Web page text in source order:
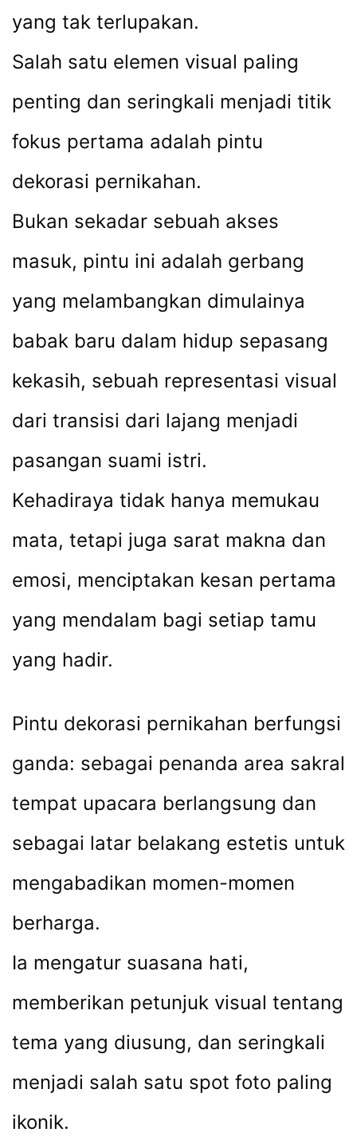
yang tak terlupakan.
Salah satu elemen visual paling
penting dan seringkali menjadi titik
fokus pertama adalah pintu
dekorasi pernikahan.
Bukan sekadar sebuah akses
masuk, pintu ini adalah gerbang
yang melambangkan dimulainya
babak baru dalam hidup sepasang
kekasih, sebuah representasi visual
dari transisi dari lajang menjadi
pasangan suami istri.
Kehadiraya tidak hanya memukau
mata, tetapi juga sarat makna dan
emosi, menciptakan kesan pertama
yang mendalam bagi setiap tamu
yang hadir.
Pintu dekorasi pernikahan berfungsi
ganda: sebagai penanda area sakral
tempat upacara berlangsung dan
sebagai latar belakang estetis untuk
mengabadikan momen-momen
berharga.
Ia mengatur suasana hati,
memberikan petunjuk visual tentang
tema yang diusung, dan seringkali
menjadi salah satu spot foto paling
ikonik.